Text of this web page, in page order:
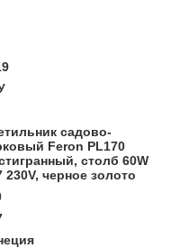
садово-
Feron PL170
столб 60W
230V, черное золото